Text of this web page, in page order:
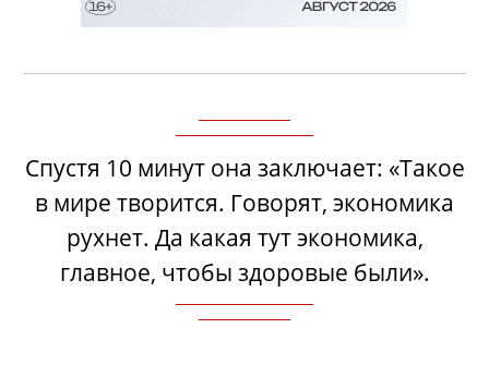
Спустя 10 минут она заключает: «Такое
в мире творится. Говорят, экономика
рухнет. Да какая тут экономика,
главное, чтобы здоровые были».